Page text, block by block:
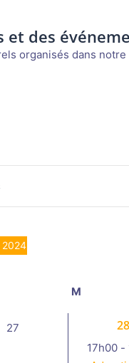
et des
organisés dans
2024
M
0
27
1
28
17h00 -